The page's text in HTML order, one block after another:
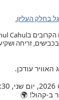
בחלק העליון.
בכבישים, זריחה
ב-קהול! 🌍